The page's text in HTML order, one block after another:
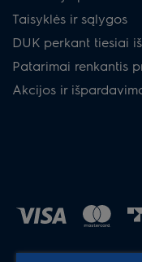
Taisyklės ir sąlygos
DUK perkant tiesiai
Patarimai renkantis
Akcijos ir